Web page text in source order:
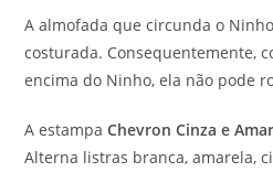
A almofada que circunda o
costurada. Consequentemente,
encima do Ninho, ela não pode
A estampaChevron Cinza e
Alterna listras branca, amarela,